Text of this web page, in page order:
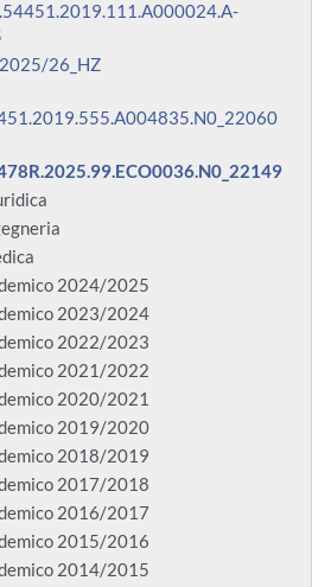
26_HZ
2024/2025
2023/2024
2022/2023
2021/2022
2020/2021
2019/2020
2018/2019
2017/2018
2016/2017
2015/2016
2014/2015